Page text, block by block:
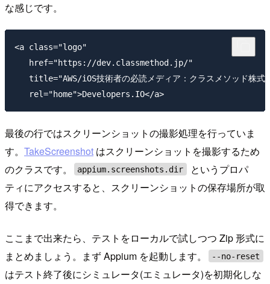
な感じです。
<a class="logo"
   href="https://dev.classmethod.jp/"
title="AWS/iOS技術者の必読メディア：クラスメソッド株
最後の行ではスクリーンショットの撮影処理を行っていま
す。 TakeScreenshot はスクリーンショットを撮影するため
のクラスです。
appium.screenshots.dir
というプロパ
ティにアクセスすると、スクリーンショットの保存場所が取
得できます。
ここまで出来たら、テストをローカルで試しつつ Zip 形式に
まとめましょう。まず Appium を起動します。
--no-reset
はテスト終了後にシミュレータ(エミュレータ)を初期化しな